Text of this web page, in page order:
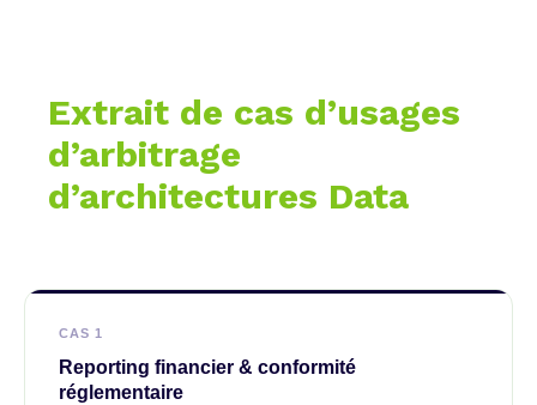
Extrait de cas d’usages
d’arbitrage
d’architectures Data
CAS 1
Reporting financier & conformité
réglementaire